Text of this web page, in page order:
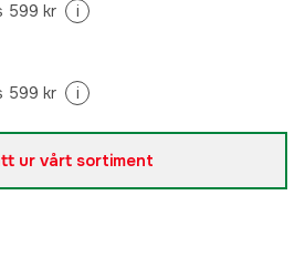
599 kr i
599 kr i
ur vårt sortiment